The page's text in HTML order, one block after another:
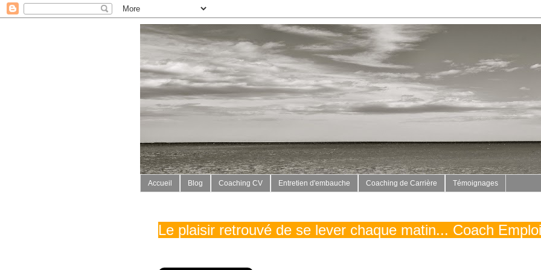
Accueil Blog Coaching CV Entretien d'embauche Coaching de Carrière Témoignages
Le plaisir retrouvé de se lever chaque matin... Coach Emploi